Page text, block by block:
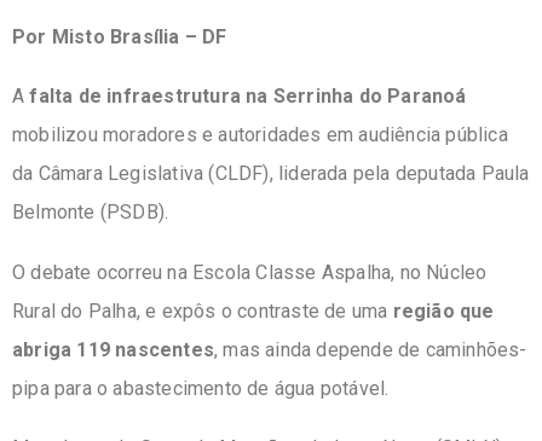
Por Misto Brasília – DF
Afalta de infraestrutura na Serrinha do Paranoá
mobilizou moradores e autoridades em audiência pública
da Câmara Legislativa (CLDF), liderada pela deputada Paula
Belmonte (PSDB).
O debate ocorreu na Escola Classe Aspalha, no Núcleo
Rural do Palha, e expôs o contraste de uma região que
abriga 119 nascentes, mas ainda depende de caminhões-
pipa para o abastecimento de água potável.